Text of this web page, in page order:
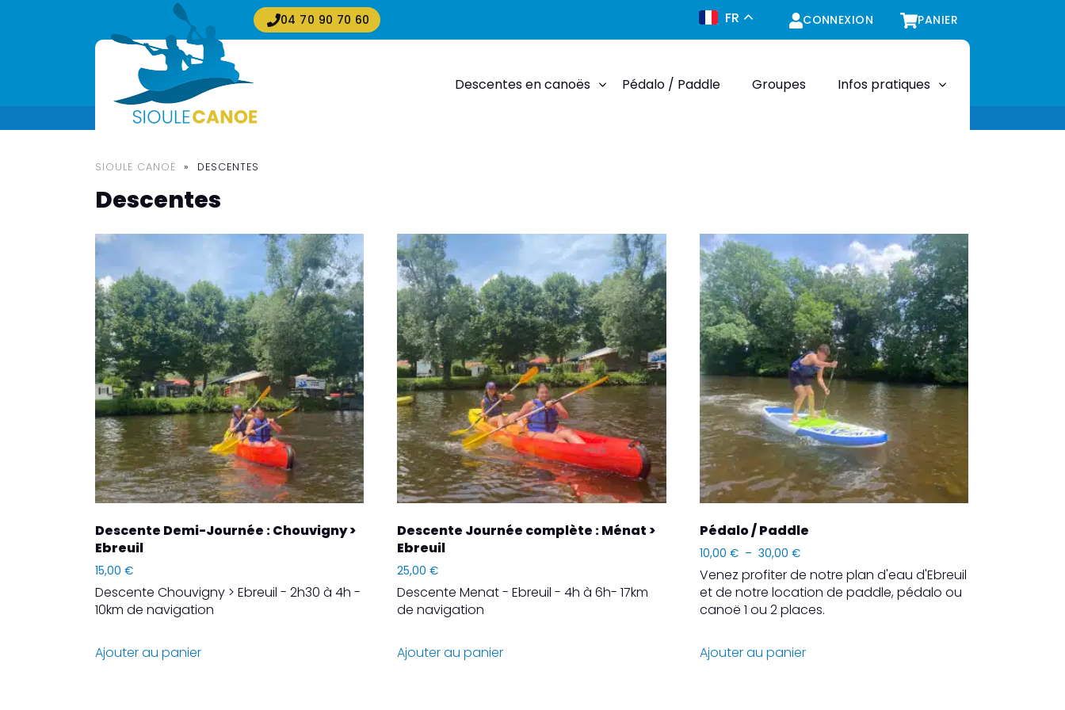
04 70 90 70 60 FR CONNEXION PANIER
Descentes en canoës Pédalo / Paddle Groupes Infos pratiques
SIOULE CANOË » DESCENTES
Descentes
Descente Demi-Journée : Chouvigny >
Ebreuil
15,00 €
Descente Chouvigny > Ebreuil - 2h30 à 4h -
10km de navigation
Ajouter au panier
Descente Journée complète : Ménat >
Ebreuil
25,00€
Descente Menat - Ebreuil - 4h à 6h- 17km
de navigation
Ajouter au panier
Pédalo / Paddle
10,00 € – 30,00 €Plage
prix :
10,00 €
à
Venez profiter de notre plan d'eau d'Ebreuil
et de notre location de paddle, pédalo ou
canoë 1 ou 2 places.
Ajouter au panierproduit